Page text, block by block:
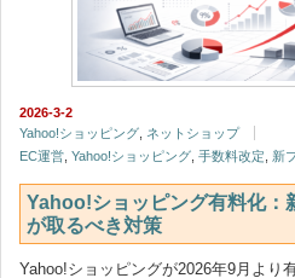
2026-3-2
Yahoo!ショッピング ネットショップ
EC運営 Yahoo!ショッピング 手数料改定 新
Yahoo!ショッピング有料化：
が取るべき対策
Yahoo!ショッピングが2026年9月より